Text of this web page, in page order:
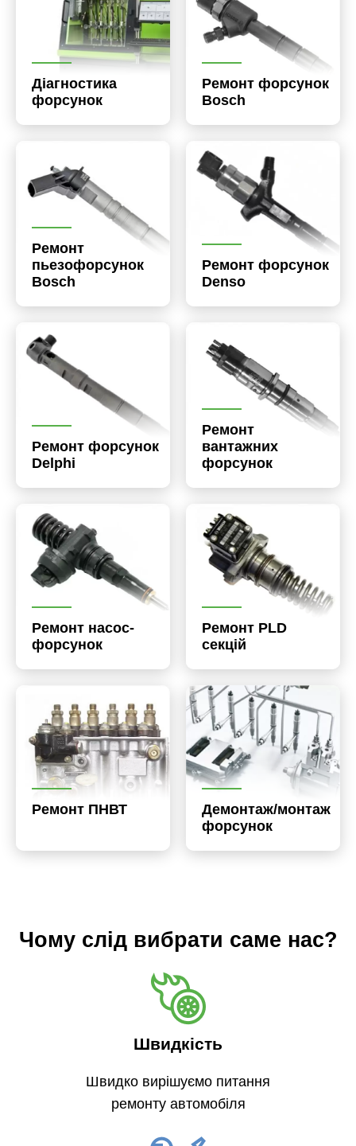
Діагностика
форсунок
Ремонт форсунок
Bosch
Ремонт
пьезофорсунок
Bosch
Ремонт форсунок
Denso
Ремонт форсунок
Delphi
Ремонт
вантажних
форсунок
Ремонт насос-
форсунок
Ремонт PLD
секцій
Ремонт ПНВТ
Демонтаж/монтаж
форсунок
Чому слід вибрати саме нас?
Швидкість
Швидко вирішуємо питання
ремонту автомобіля